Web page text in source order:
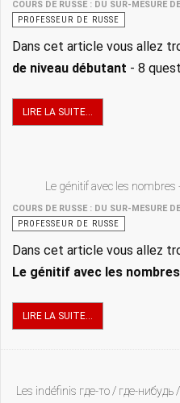
COURS DE RUSSE : DU SUR-MESURE
PROFESSEUR DE RUSSE
Dans cet article vous allez
de niveau débutant - 8
LIRE LA SUITE...
Le génitif avec les
COURS DE RUSSE : DU SUR-MESURE
PROFESSEUR DE RUSSE
Dans cet article vous allez
Le génitif avec les
LIRE LA SUITE...
Les indéfinis где-то / где-